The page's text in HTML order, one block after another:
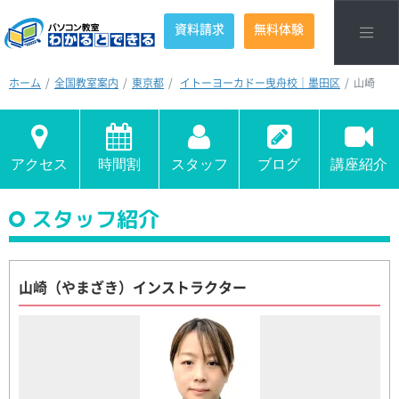
資料請求 無料体験
ホーム 全国教室案内 東京都 イトーヨーカドー曳舟校｜墨田区 山崎
アクセス 時間割 スタッフ ブログ 講座紹介
スタッフ紹介
山崎（やまざき）インストラクター